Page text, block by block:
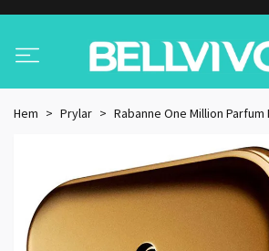
Hem Prylar Rabanne One Million Parfum